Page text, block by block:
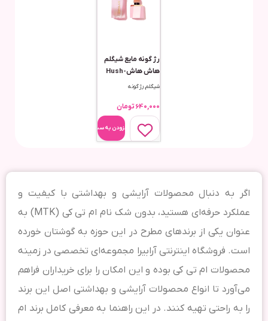
رژ گونه مایع شیگلم
هاش هاش-Hush
Hush
شیگلم,رژ گونه
640,000تومان
افزودن به سبد
اگر به دنبال محصولات آرایشی و بهداشتی با کیفیت و
عملکرد حرفه‌ای هستید، بدون شک نام ام تی کی (MTK) به
عنوان یکی از برندهای مطرح در این حوزه به گوشتان خورده
است. فروشگاه اینترنتی آرابیرا مجموعه‌ای تخصصی در زمینه
محصولات ام تی کی بوده و این امکان را برای خریداران فراهم
می‌آورد تا انواع محصولات آرایشی و بهداشتی اصل این برند
را به راحتی تهیه کنند. در این راهنما به معرفی کامل برند ام